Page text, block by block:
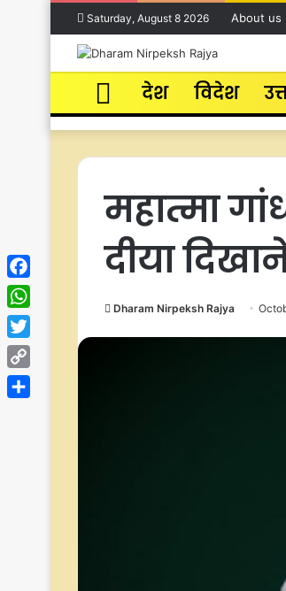
Saturday, August 8 2026 About us
Home
देश विदेश
महात्मा
दीया
Dharam Nirpeksh Rajya
Facebook
WhatsApp
Twitter
Copy
Link